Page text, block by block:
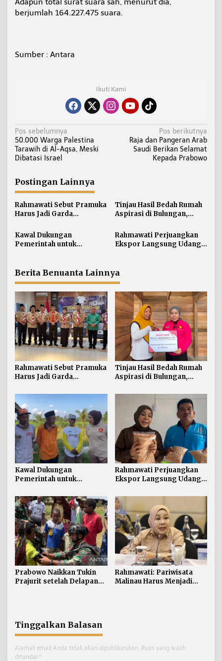
berjumlah 164.227.475 suara.
Sumber : Antara
Ikuti Kami
N
a
v
g
a
s
i
o
Pos sebelumnya
50.000 Warga Palestina
Tarawih di Al-Aqsa, Meski
Dibatasi Israel
Pos berikutnya
Raja dan Pangeran Arab
Saudi Berikan Selamat
Kepada Prabowo
Postingan Lainnya
Rahmawati Sebut Pramuka
Harus Jadi Garda
Generasi Perbatasan dari
Narkoba
Tinjau Hasil Bedah Rumah
Aspirasi di Bulungan,
Bantuan Penyelesaian
Pintu dan Jendela
Kawal Dukungan
Pemerintah untuk
Petani di Desa Gunung
Putih
Rahmawati Perjuangkan
Ekspor Langsung Udang
Berita Benuanta Lainnya
Rahmawati Sebut Pramuka
Harus Jadi Garda
Generasi Perbatasan dari
Narkoba
Tinjau Hasil Bedah Rumah
Aspirasi di Bulungan,
Bantuan Penyelesaian
Pintu dan Jendela
Kawal Dukungan
Pemerintah untuk
Rahmawati Serap Aspirasi
Petani di Desa Gunung
Putih
Rahmawati Perjuangkan
Ekspor Langsung Udang
Prabowo Naikkan Tukin
Prajurit setelah Delapan
Rahmawati: Pariwisata
Malinau Harus Menjadi
Tinggalkan Balasan
Alamat email Anda tidak akan dipublikasikan. Ruas yang wajib
ditandai *